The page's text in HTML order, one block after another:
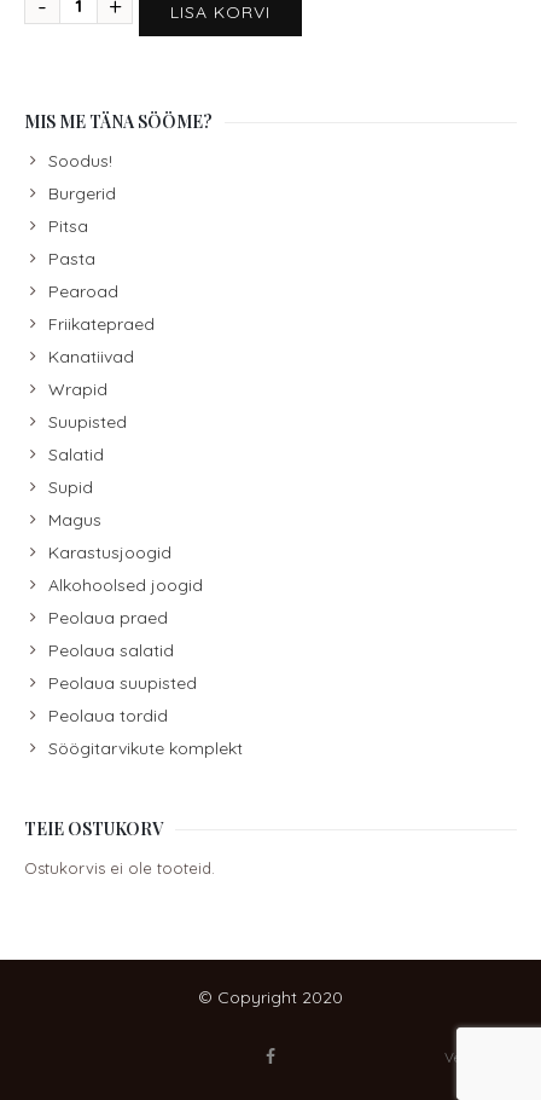
LISA KORVI
MIS ME TÄNA SÖÖME?
Soodus!
Burgerid
Pitsa
Pasta
Pearoad
Friikatepraed
Kanatiivad
Wrapid
Suupisted
Salatid
Supid
Magus
Karastusjoogid
Alkohoolsed joogid
Peolaua praed
Peolaua salatid
Peolaua suupisted
Peolaua tordid
Söögitarvikute komplekt
TEIE OSTUKORV
Ostukorvis ei ole tooteid.
© Copyright 2020
Veebidoktor